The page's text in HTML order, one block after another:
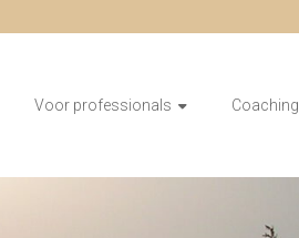
Voor professionals Coaching